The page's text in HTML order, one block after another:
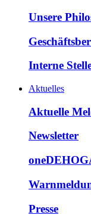
Unsere
Interne
Aktuelles
Aktuelle
Newsletter
Presse